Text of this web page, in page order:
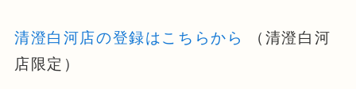
清澄白河店の登録はこちらから
（清澄白河
店限定）